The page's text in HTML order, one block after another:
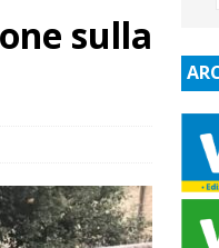
sulla